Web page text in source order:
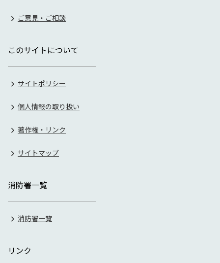
ご意見・ご相談
このサイトについて
サイトポリシー
個人情報の取り扱い
著作権・リンク
サイトマップ
消防署一覧
消防署一覧
リンク